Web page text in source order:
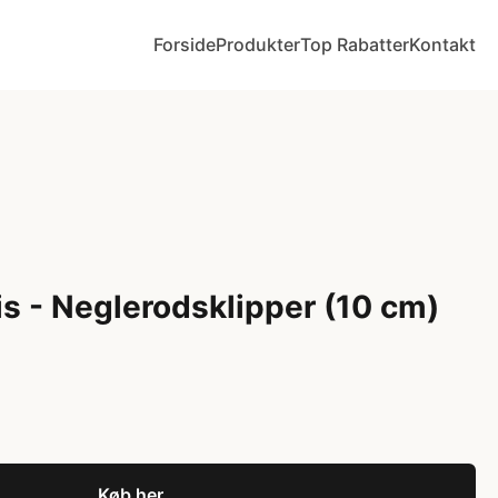
ForsideProdukterTop RabatterKontakt
- Neglerodsklipper (10 cm)